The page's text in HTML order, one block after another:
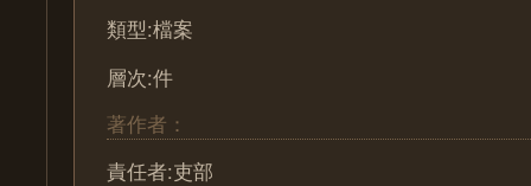
類型:檔案
層次:件
著作者：
責任者:吏部